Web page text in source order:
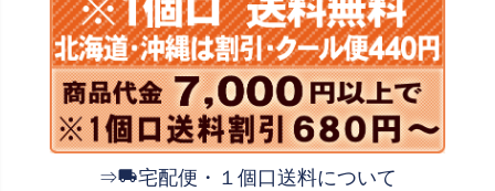
⇒ 宅配便・１個口送料について